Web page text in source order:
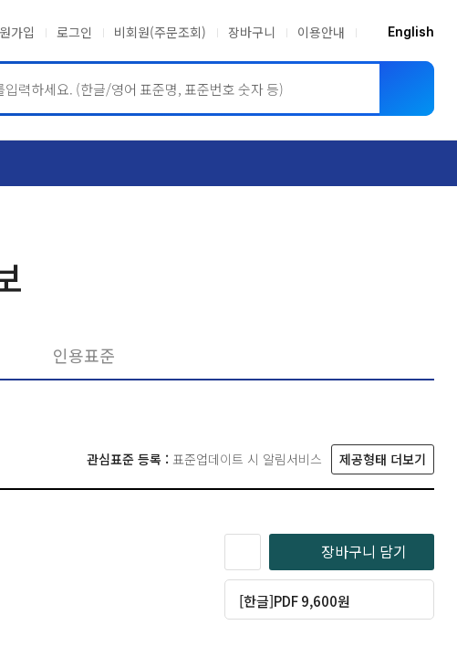
가입 로그인 비회원(주문조회) 장바구니 이용안내 English
인용표준
관심표준 등록 : 표준업데이트 시 알림서비스 제공형태 더보기
장바구니 담기
[한글]PDF 9,600원